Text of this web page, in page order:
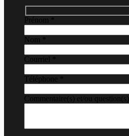
Prénom
Nom
Courriel
Téléphone
Commentaire(s) et/ou question(s)